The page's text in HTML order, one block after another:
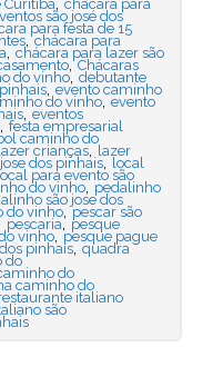
Curitiba chácara para
são josé dos
para festa de 15
, chácara para
chácara para lazer são
, Chácaras
do vinho, debutante
, evento caminho
do vinho, evento
, eventos
festa empresarial
caminho do
crianças, lazer
dos pinhais, local
para evento são
do vinho, pedalinho
são jose dos
do vinho, pescar são
pescaria, pesque
vinho, pesque pague
pinhais, quadra
do
do
caminho do
italiano
são